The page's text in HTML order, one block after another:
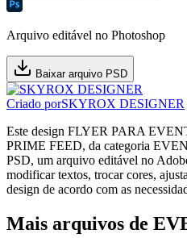
Arquivo editável no Photoshop
Baixar arquivo PSD
Criado porSKYROX DESIGNER
Este design FLYER PARA
PRIME FEED, da categoria
PSD, um arquivo editável no
modificar textos, trocar cores,
design de acordo com as
Mais arquivos de